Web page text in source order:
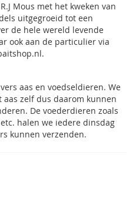
Mous met het kweken van
uitgegroeid tot een
de hele wereld levende
ook aan de particulier via
aas en voedseldieren. We
zelf dus daarom kunnen
De voederdieren zoals
halen we iedere dinsdag
kunnen verzenden.